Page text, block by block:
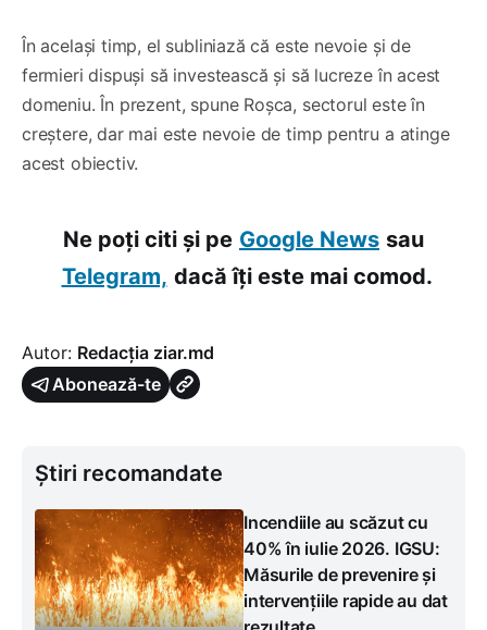
În același timp, el subliniază că este nevoie și de
fermieri dispuși să investească și să lucreze în acest
domeniu. În prezent, spune Roșca, sectorul este în
creștere, dar mai este nevoie de timp pentru a atinge
acest obiectiv.
Ne poți citi și pe Google News sau
Telegram, dacă îți este mai comod.
Autor: Redacția ziar.md
Abonează-te
Știri recomandate
Incendiile au scăzut cu
40% în iulie 2026. IGSU:
Măsurile de prevenire și
intervențiile rapide au dat